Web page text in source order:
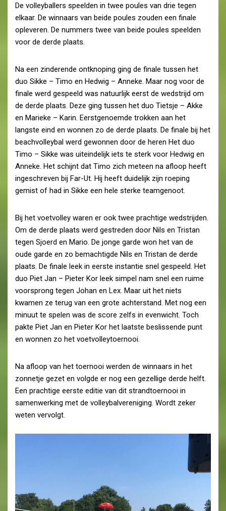
De volleyballers speelden in twee poules van drie tegen
elkaar. De winnaars van beide poules zouden een finale
opleveren. De nummers twee van beide poules speelden
voor de derde plaats.
Na een zinderende ontknoping ging de finale tussen het
duo Sikke – Timo en Hedwig – Anneke. Maar nog voor de
finale werd gespeeld was natuurlijk eerst de wedstrijd om
de derde plaats. Deze ging tussen het duo Tietsje – Akke
en Marieke – Karin. Eerstgenoemde trokken aan het
langste eind en wonnen zo de derde plaats. De finale bij het
beachvolleybal werd gewonnen door de heren Het duo
Timo – Sikke was uiteindelijk iets te sterk voor Hedwig en
Anneke. Het schijnt dat Timo zich meteen na afloop heeft
ingeschreven bij Far-Ut. Hij heeft duidelijk zijn roeping
gemist of had in Sikke een hele sterke teamgenoot.
Bij het voetvolley waren er ook twee prachtige wedstrijden.
Om de derde plaats werd gestreden door Nils en Tristan
tegen Sjoerd en Mario. De jonge garde won het van de
oude garde en zo bemachtigde Nils en Tristan de derde
plaats. De finale leek in eerste instantie snel gespeeld. Het
duo Piet Jan – Pieter Kor leek simpel nam snel een ruime
voorsprong tegen Johan en Lex. Maar uit het niets
kwamen ze terug van een grote achterstand. Met nog een
minuut te spelen was de score zelfs in evenwicht. Toch
pakte Piet Jan en Pieter Kor het laatste beslissende punt
en wonnen zo het voetvolleytoernooi.
Na afloop van het toernooi werden de winnaars in het
zonnetje gezet en volgde er nog een gezellige derde helft.
Een prachtige eerste editie van dit strandtoernooi in
samenwerking met de volleybalvereniging. Wordt zeker
weten vervolgt.